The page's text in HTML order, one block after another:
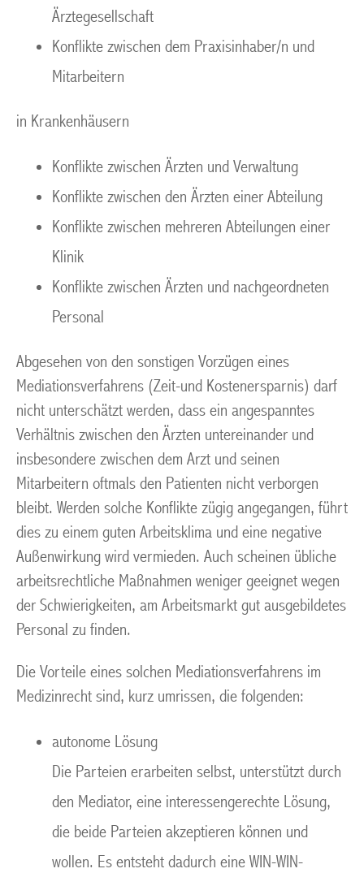
Ärztegesellschaft
Konflikte zwischen dem Praxisinhaber/n und
Mitarbeitern
in Krankenhäusern
Konflikte zwischen Ärzten und Verwaltung
Konflikte zwischen den Ärzten einer Abteilung
Konflikte zwischen mehreren Abteilungen einer
Klinik
Konflikte zwischen Ärzten und nachgeordneten
Personal
Abgesehen von den sonstigen Vorzügen eines
Mediationsverfahrens (Zeit-und Kostenersparnis) darf
nicht unterschätzt werden, dass ein angespanntes
Verhältnis zwischen den Ärzten untereinander und
insbesondere zwischen dem Arzt und seinen
Mitarbeitern oftmals den Patienten nicht verborgen
bleibt. Werden solche Konflikte zügig angegangen, führt
dies zu einem guten Arbeitsklima und eine negative
Außenwirkung wird vermieden. Auch scheinen übliche
arbeitsrechtliche Maßnahmen weniger geeignet wegen
der Schwierigkeiten, am Arbeitsmarkt gut ausgebildetes
Personal zu finden.
Die Vorteile eines solchen Mediationsverfahrens im
Medizinrecht sind, kurz umrissen, die folgenden:
autonome Lösung
Die Parteien erarbeiten selbst, unterstützt durch
den Mediator, eine interessengerechte Lösung,
die beide Parteien akzeptieren können und
wollen. Es entsteht dadurch eine WIN-WIN-